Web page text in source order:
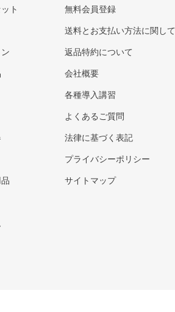
ト 無料会員登録
送料とお支払い方法に関して
返品特約について
会社概要
各種導入講習
よくあるご質問
法律に基づく表記
プライバシーポリシー
サイトマップ